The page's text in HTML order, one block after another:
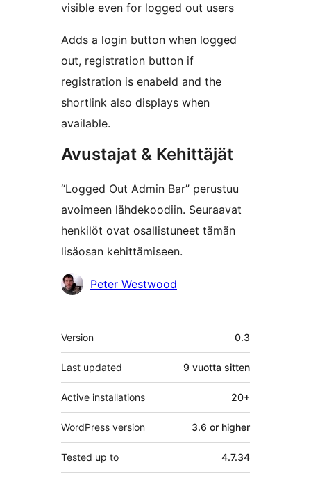
visible even for logged out users
Adds a login button when logged
out, registration button if
registration is enabeld and the
shortlink also displays when
available.
Avustajat & Kehittäjät
“Logged Out Admin Bar” perustuu
avoimeen lähdekoodiin. Seuraavat
henkilöt ovat osallistuneet tämän
lisäosan kehittämiseen.
AvustajatPeter Westwood
Metatiedot
Version 0.3
Last updated 9 vuotta sitten
Active installations 20+
WordPress version 3.6 or higher
Tested up to 4.7.34